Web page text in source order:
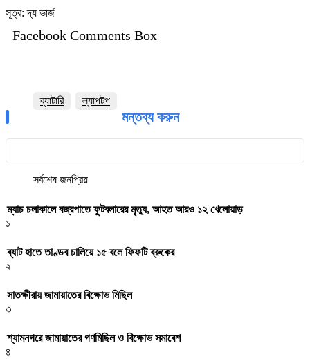
সূত্র: দ্য ভার্জ
Facebook Comments Box
ব্যাটারি ল্যাপটপ
মন্তব্য করুন
সর্বশেষ জনপ্রিয়
ম্যাচ চলাকালে বজ্রপাতে ফুটবলারের মৃত্যু, আহত আরও ১২ খেলোয়াড়
১
ব্যাট হাতে তাণ্ডব চালিয়ে ১৫ বলে ফিফটি ব্রুকের
২
সাতক্ষীরায় জামায়াতের বিক্ষোভ মিছিল
৩
শ্যামনগরে জামায়াতের গণমিছিল ও বিক্ষোভ সমাবেশ
৪